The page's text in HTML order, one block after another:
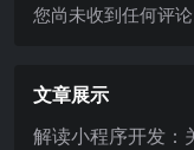
您尚未收到任何评论
文章展示
解读小程序开发：